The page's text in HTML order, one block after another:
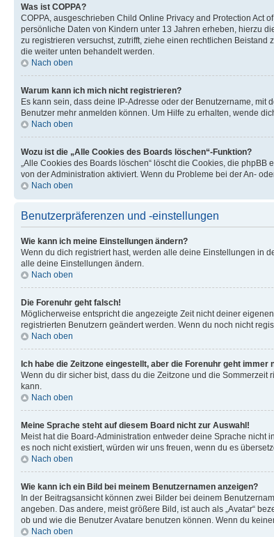
Was ist COPPA?
COPPA, ausgeschrieben Child Online Privacy and Protection Act
persönliche Daten von Kindern unter 13 Jahren erheben, hierzu
zu registrieren versuchst, zutrifft, ziehe einen rechtlichen
die weiter unten behandelt werden.
Nach oben
Warum kann ich mich nicht registrieren?
Es kann sein, dass deine IP-Adresse oder der Benutzername,
Benutzer mehr anmelden können. Um Hilfe zu erhalten, wende
Nach oben
Wozu ist die „Alle Cookies des Boards löschen“-Funktion?
„Alle Cookies des Boards löschen“ löscht die Cookies, die
von der Administration aktiviert. Wenn du Probleme bei der An-
Nach oben
Benutzerpräferenzen und -einstellungen
Wie kann ich meine Einstellungen ändern?
Wenn du dich registriert hast, werden alle deine Einstellungen in
alle deine Einstellungen ändern.
Nach oben
Die Forenuhr geht falsch!
Möglicherweise entspricht die angezeigte Zeit nicht deiner
registrierten Benutzern geändert werden. Wenn du noch nicht
Nach oben
Ich habe die Zeitzone eingestellt, aber die Forenuhr geht immer
Wenn du dir sicher bist, dass du die Zeitzone und die
kann.
Nach oben
Meine Sprache steht auf diesem Board nicht zur Auswahl!
Meist hat die Board-Administration entweder deine Sprache nicht
es noch nicht existiert, würden wir uns freuen, wenn du es
Nach oben
Wie kann ich ein Bild bei meinem Benutzernamen anzeigen?
In der Beitragsansicht können zwei Bilder bei deinem
angeben. Das andere, meist größere Bild, ist auch als „Avatar“
ob und wie die Benutzer Avatare benutzen können. Wenn du
Nach oben